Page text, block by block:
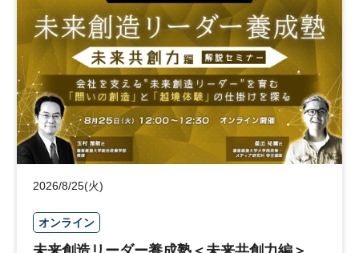
日経社会イノベーションフォーラム 参加無料
2026/8/25(火)
オンライン